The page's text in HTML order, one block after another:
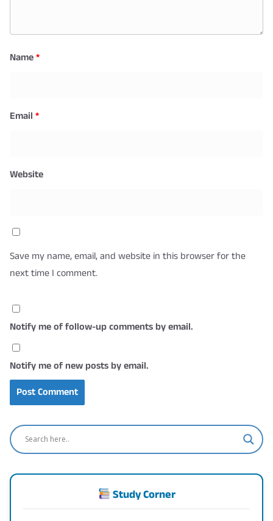
Name*
Email *
Website
Save my name, email, and website in this browser for the
next time I comment.
Notify me of follow-up comments by email.
Notify me of new posts by email.
Study Corner